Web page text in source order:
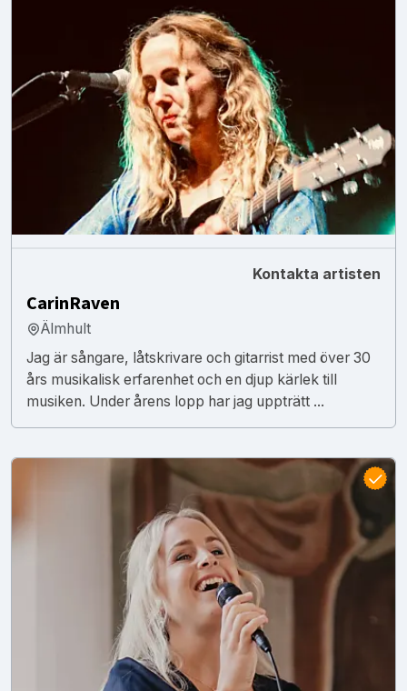
Kontakta artisten
CarinRaven
Älmhult
Jag är sångare, låtskrivare och gitarrist med över 30
års musikalisk erfarenhet och en djup kärlek till
musiken. Under årens lopp har jag uppträtt ...